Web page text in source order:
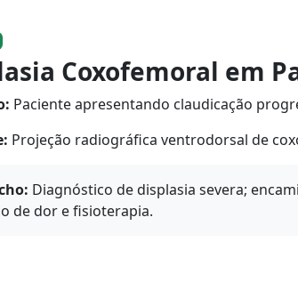
Coxofemoral em
Paciente apresentando claudicação
Projeção radiográfica ventrodorsal de
Diagnóstico de displasia severa;
de dor e fisioterapia.